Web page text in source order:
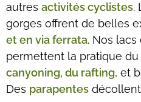
autres activités cyclistes.
gorges offrent de belles
et en via ferrata. Nos lacs
permettent la pratique du
canyoning, du rafting, et
Des parapentes